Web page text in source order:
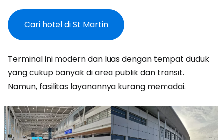
Cari hotel di St Martin
Terminal ini modern dan luas dengan tempat duduk
yang cukup banyak di area publik dan transit.
Namun, fasilitas layanannya kurang memadai.